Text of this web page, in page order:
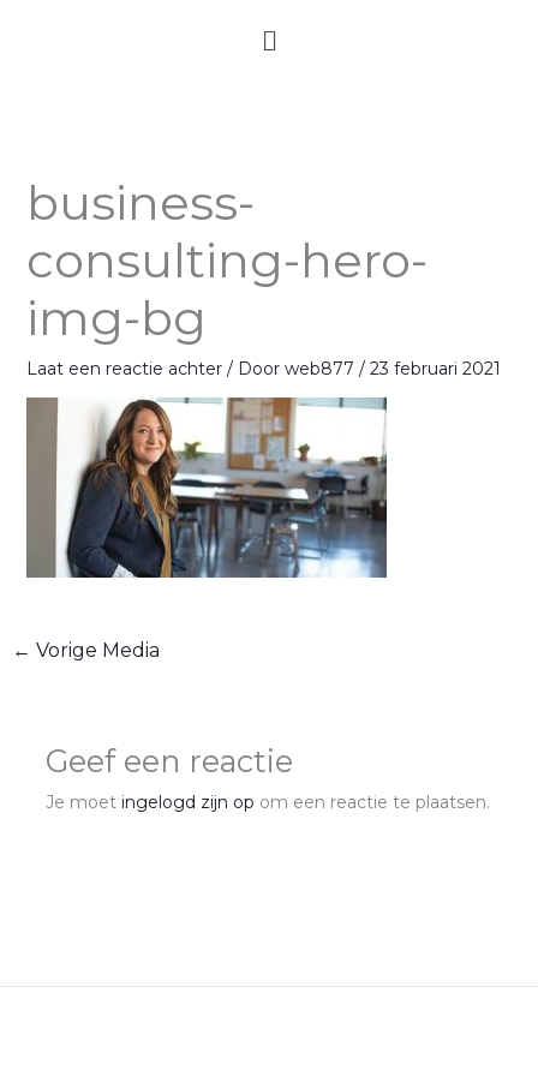
Menu
business-
consulting-hero-
img-bg
Laat een reactie achter / Door web877 / 23 februari 2021
← Vorige Media
Geef een reactie
Je moet ingelogd zijn op om een reactie te plaatsen.